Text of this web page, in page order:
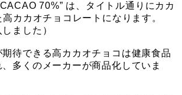
70%” は、タイトル通りにカカ
カカオチョコレートになります。
ました）
待できる高カカオチョコは健康食品
多くのメーカーが商品化していま